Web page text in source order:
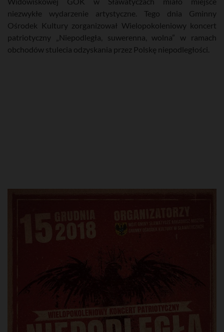
niezwykłe wydarzenie artystyczne. Tego dnia Gminny
Ośrodek Kultury zorganizował Wielopokoleniowy koncert
patriotyczny „Niepodległa, suwerenna, wolna” w ramach
obchodów stulecia odzyskania przez Polskę niepodległości.